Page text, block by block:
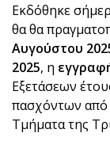
Εκδόθηκε
θα θα
Αυγούστου
2025, η
Εξετάσεων
πασχόντων από
Τμήματα της